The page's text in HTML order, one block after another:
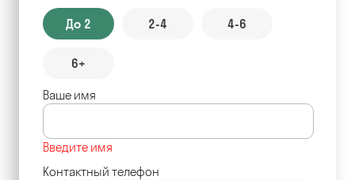
До 2 2-4 4-6
6+
Ваше имя
Введите имя
Контактный телефон